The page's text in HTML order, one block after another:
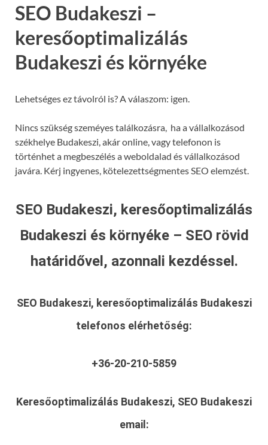
SEO Budakeszi –
keresőoptimalizálás
Budakeszi és környéke
Lehetséges ez távolról is? A válaszom: igen.
Nincs szükség szeméyes találkozásra, ha a vállalkozásod
székhelye Budakeszi, akár online, vagy telefonon is
történhet a megbeszélés a weboldalad és vállalkozásod
javára. Kérj ingyenes, kötelezettségmentes SEO elemzést.
SEO Budakeszi, keresőoptimalizálás
Budakeszi és környéke – SEO rövid
határidővel, azonnali kezdéssel.
SEO Budakeszi, keresőoptimalizálás Budakeszi
telefonos elérhetőség:
+36-20-210-5859
Keresőoptimalizálás Budakeszi, SEO Budakeszi
email: